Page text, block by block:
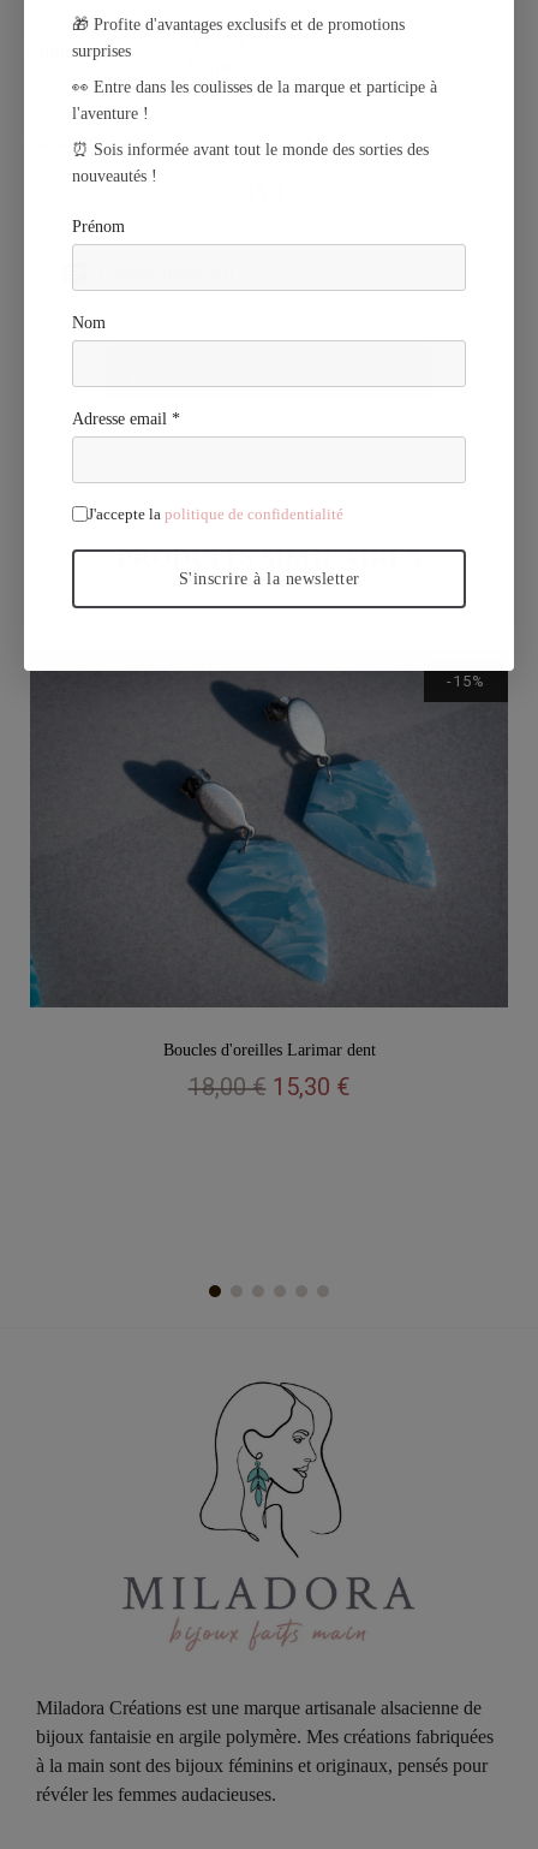
Composition
Argile polymère
Catégorie Délicatesse
PRODUITS SIMILAIRES
Vu rapide
-15%
Boucles d'oreilles Larimar dent
18,00 € 15,30 €
Miladora Créations est une marque artisanale alsacienne de
bijoux fantaisie en argile polymère. Mes créations fabriquées
à la main sont des bijoux féminins et originaux, pensés pour
révéler les femmes audacieuses.
🎁 Profite d'avantages exclusifs et de promotions
surprises
👀 Entre dans les coulisses de la marque et participe à
l'aventure !
⏰ Sois informée avant tout le monde des sorties des
nouveautés !
Prénom
Nom
Adresse email *
J'accepte la politique de confidentialité
S'inscrire à la newsletter